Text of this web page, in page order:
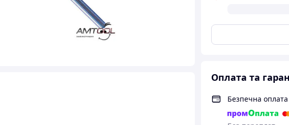
Оплата та
Безпечна